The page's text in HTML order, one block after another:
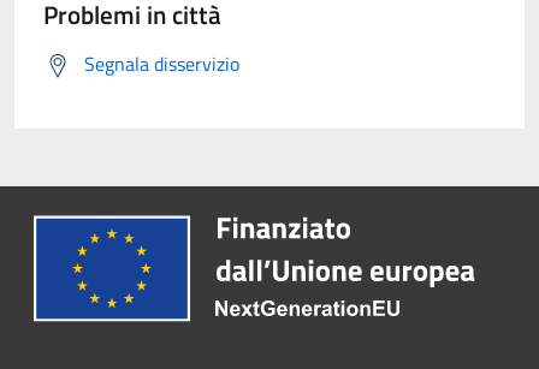
Problemi in città
Segnala disservizio